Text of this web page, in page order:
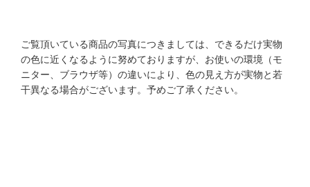
ご覧頂いている商品の写真につきましては、できるだけ実物
の色に近くなるように努めておりますが、お使いの環境（モ
ニター、ブラウザ等）の違いにより、色の見え方が実物と若
干異なる場合がございます。予めご了承ください。